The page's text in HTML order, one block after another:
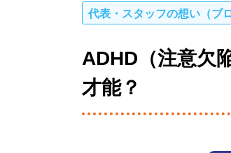
代表・スタッフの想い（ブロ
ADHD（注意欠
才能？